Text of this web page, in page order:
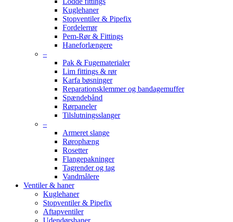
Kuglehaner
Stopventiler & Pipefix
Fordelerrør
Pem-Rør & Fittings
Haneforlængere
–
Pak & Fugematerialer
Lim fittings & rør
Karfa bøsninger
Reparationsklemmer og bandagemuffer
Spændebånd
Rørpaneler
Tilslutningsslanger
–
Armeret slange
Rørophæng
Rosetter
Flangepakninger
Tagrender og tag
Vandmålere
Ventiler & haner
Kuglehaner
Stopventiler & Pipefix
Aftapventiler
Udendørshaner